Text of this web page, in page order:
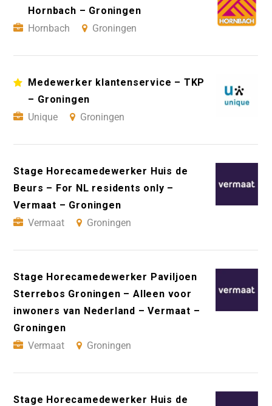
Hornbach – Groningen
Hornbach
Groningen
Medewerker klantenservice – TKP
– Groningen
Unique
Groningen
Stage Horecamedewerker Huis de
Beurs – For NL residents only –
Vermaat – Groningen
Vermaat
Groningen
Stage Horecamedewerker Paviljoen
Sterrebos Groningen – Alleen voor
inwoners van Nederland – Vermaat –
Groningen
Vermaat
Groningen
Stage Horecamedewerker Huis de